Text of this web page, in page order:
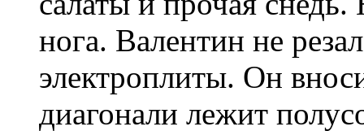
нога. Валентин не
электроплиты. Он
диагонали лежит